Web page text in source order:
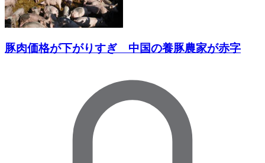
豚肉価格が下がりすぎ 中国の養豚農家が赤字